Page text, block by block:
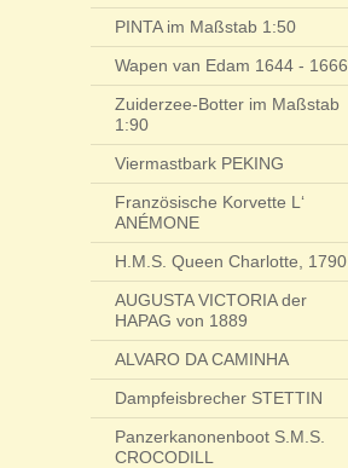
PINTA im Maßstab 1:50
Wapen van Edam 1644 - 1666
Zuiderzee-Botter im Maßstab
1:90
Viermastbark PEKING
Französische Korvette L‘
ANÉMONE
H.M.S. Queen Charlotte, 1790
AUGUSTA VICTORIA der
HAPAG von 1889
ALVARO DA CAMINHA
Dampfeisbrecher STETTIN
Panzerkanonenboot S.M.S.
CROCODILL